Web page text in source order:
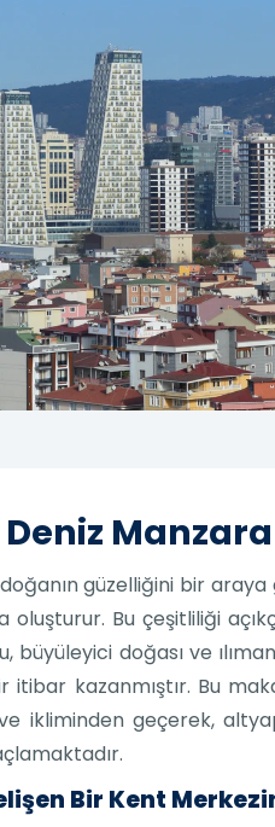
güzelliğini bir
Bu çeşitliliği
büyüleyici doğası ve
itibar kazanmıştır. Bu
ikliminden geçerek,
Bir Kent